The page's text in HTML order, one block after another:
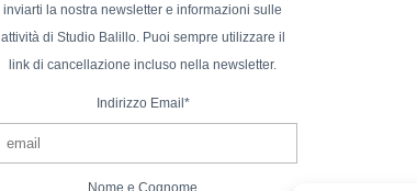
inviarti la nostra newsletter e informazioni sulle
attività di Studio Balillo. Puoi sempre utilizzare il
link di cancellazione incluso nella newsletter.
Indirizzo Email*
Nome e Cognome